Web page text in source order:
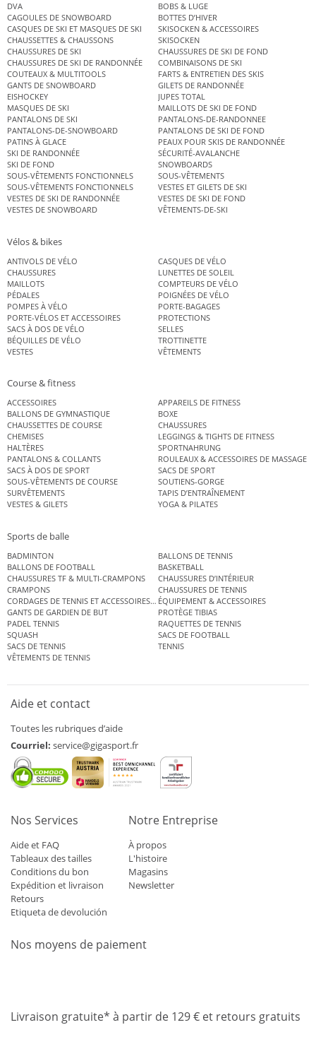
DVA
BOBS & LUGE
CAGOULES DE SNOWBOARD
BOTTES D’HIVER
CASQUES DE SKI ET MASQUES DE SKI
SKISOCKEN & ACCESSOIRES
CHAUSSETTES & CHAUSSONS
SKISOCKEN
CHAUSSURES DE SKI
CHAUSSURES DE SKI DE FOND
CHAUSSURES DE SKI DE RANDONNÉE
COMBINAISONS DE SKI
COUTEAUX & MULTITOOLS
FARTS & ENTRETIEN DES SKIS
GANTS DE SNOWBOARD
GILETS DE RANDONNÉE
EISHOCKEY
JUPES TOTAL
MASQUES DE SKI
MAILLOTS DE SKI DE FOND
PANTALONS DE SKI
PANTALONS-DE-RANDONNEE
PANTALONS-DE-SNOWBOARD
PANTALONS DE SKI DE FOND
PATINS À GLACE
PEAUX POUR SKIS DE RANDONNÉE
SKI DE RANDONNÉE
SÉCURITÉ-AVALANCHE
SKI DE FOND
SNOWBOARDS
SOUS-VÊTEMENTS FONCTIONNELS
SOUS-VÊTEMENTS
SOUS-VÊTEMENTS FONCTIONNELS
VESTES ET GILETS DE SKI
VESTES DE SKI DE RANDONNÉE
VESTES DE SKI DE FOND
VESTES DE SNOWBOARD
VÊTEMENTS-DE-SKI
Vélos & bikes
ANTIVOLS DE VÉLO
CASQUES DE VÉLO
CHAUSSURES
LUNETTES DE SOLEIL
MAILLOTS
COMPTEURS DE VÉLO
PÉDALES
POIGNÉES DE VÉLO
POMPES À VÉLO
PORTE-BAGAGES
PORTE-VÉLOS ET ACCESSOIRES
PROTECTIONS
SACS À DOS DE VÉLO
SELLES
BÉQUILLES DE VÉLO
TROTTINETTE
VESTES
VÊTEMENTS
Course & fitness
ACCESSOIRES
APPAREILS DE FITNESS
BALLONS DE GYMNASTIQUE
BOXE
CHAUSSETTES DE COURSE
CHAUSSURES
CHEMISES
LEGGINGS & TIGHTS DE FITNESS
HALTÈRES
SPORTNAHRUNG
PANTALONS & COLLANTS
ROULEAUX & ACCESSOIRES DE MASSAGE
SACS À DOS DE SPORT
SACS DE SPORT
SOUS-VÊTEMENTS DE COURSE
SOUTIENS-GORGE
SURVÊTEMENTS
TAPIS D’ENTRAÎNEMENT
VESTES & GILETS
YOGA & PILATES
Sports de balle
BADMINTON
BALLONS DE TENNIS
BALLONS DE FOOTBALL
BASKETBALL
CHAUSSURES TF & MULTI-CRAMPONS
CHAUSSURES D’INTÉRIEUR
CRAMPONS
CHAUSSURES DE TENNIS
CORDAGES DE TENNIS ET ACCESSOIRES DE TENNISÉQUIPEMENT & ACCESSOIRES
GANTS DE GARDIEN DE BUT
PROTÈGE TIBIAS
PADEL TENNIS
RAQUETTES DE TENNIS
SQUASH
SACS DE FOOTBALL
SACS DE TENNIS
TENNIS
VÊTEMENTS DE TENNIS
Aide et contact
Toutes les rubriques d’aide
Courriel: service@gigasport.fr
Nos Services
Aide et FAQ
Tableaux des tailles
Conditions du bon
Expédition et livraison
Retours
Etiqueta de devolución
Notre Entreprise
À propos
L'histoire
Magasins
Newsletter
Nos moyens de paiement
Livraison gratuite* à partir de 129 € et retours gratuits